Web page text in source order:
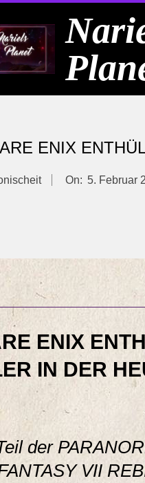
ENIX
On: 5. Februar
ENIX
IN DER
der
VII